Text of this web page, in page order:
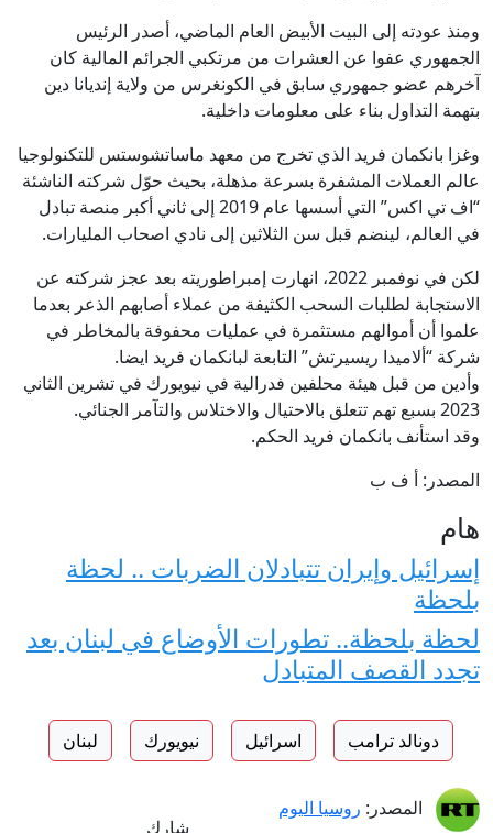
ومنذ عودته إلى البيت الأبيض العام الماضي، أصدر الرئيس
الجمهوري عفوا عن العشرات من مرتكبي الجرائم المالية كان
آخرهم عضو جمهوري سابق في الكونغرس من ولاية إنديانا دين
بتهمة التداول بناء على معلومات داخلية.
وغزا بانكمان فريد الذي تخرج من معهد ماساتشوستس للتكنولوجيا
عالم العملات المشفرة بسرعة مذهلة، بحيث حوّل شركته الناشئة
“اف تي اكس” التي أسسها عام 2019 إلى ثاني أكبر منصة تبادل
في العالم، لينضم قبل سن الثلاثين إلى نادي اصحاب المليارات.
لكن في نوفمبر 2022، انهارت إمبراطوريته بعد عجز شركته عن
الاستجابة لطلبات السحب الكثيفة من عملاء أصابهم الذعر بعدما
علموا أن أموالهم مستثمرة في عمليات محفوفة بالمخاطر في
شركة “ألاميدا ريسيرتش” التابعة لبانكمان فريد ايضا.
وأدين من قبل هيئة محلفين فدرالية في نيويورك في تشرين الثاني
2023 بسبع تهم تتعلق بالاحتيال والاختلاس والتآمر الجنائي.
وقد استأنف بانكمان فريد الحكم.
المصدر: أ ف ب
هام
إسرائيل وإيران تتبادلان الضربات .. لحظة
بلحظة
لحظة بلحظة.. تطورات الأوضاع في لبنان بعد
تجدد القصف المتبادل
دونالد ترامب اسرائيل نيويورك لبنان
المصدر: روسيا اليوم
شارك